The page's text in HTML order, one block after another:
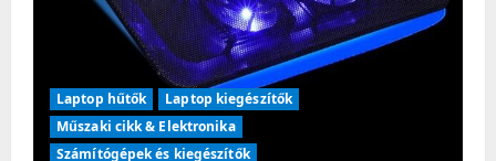
Laptop hűtők
Laptop kiegészítők
Műszaki cikk & Elektronika
Számítógépek és kiegészítők